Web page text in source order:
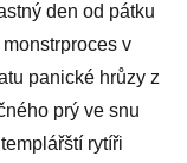
den od pátku
v
panické hrůzy z
prý ve snu
rytíři